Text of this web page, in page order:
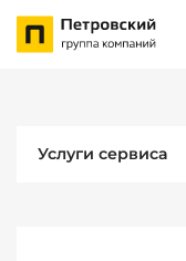
Услуги сервиса